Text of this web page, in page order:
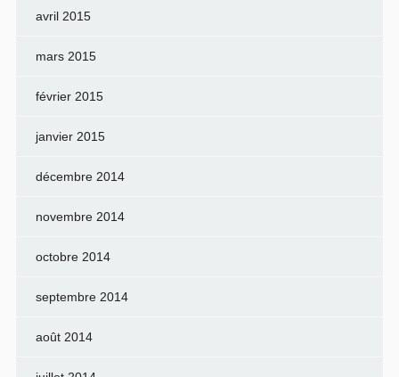
avril 2015
mars 2015
février 2015
janvier 2015
décembre 2014
novembre 2014
octobre 2014
septembre 2014
août 2014